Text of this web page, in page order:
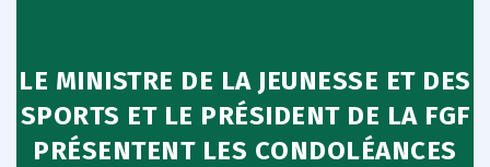
LE MINISTRE DE LA JEUNESSE ET DES
SPORTS ET LE PRÉSIDENT DE LA FGF
PRÉSENTENT LES CONDOLÉANCES